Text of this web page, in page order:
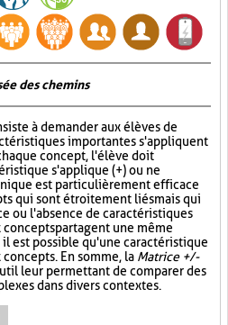
des chemins
à demander aux élèves de
importantes s'appliquent
concept, l'élève doit
s'applique (+) ou ne
est particulièrement efficace
qui sont étroitement liés mais qui
ou l'absence de caractéristiques
partagent une même
est possible qu'une caractéristique
En somme, la Matrice +/-
leur permettant de comparer des
dans divers contextes.